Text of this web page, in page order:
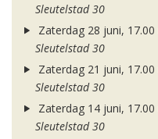
Sleutelstad 30
Zaterdag 28 juni, 17.00
Sleutelstad 30
Zaterdag 21 juni, 17.00
Sleutelstad 30
Zaterdag 14 juni, 17.00
Sleutelstad 30